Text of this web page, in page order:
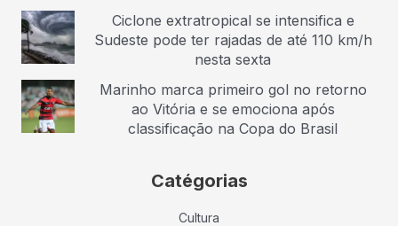
Ciclone extratropical se intensifica e
Sudeste pode ter rajadas de até 110 km/h
nesta sexta
Marinho marca primeiro gol no retorno
ao Vitória e se emociona após
classificação na Copa do Brasil
Catégorias
Cultura